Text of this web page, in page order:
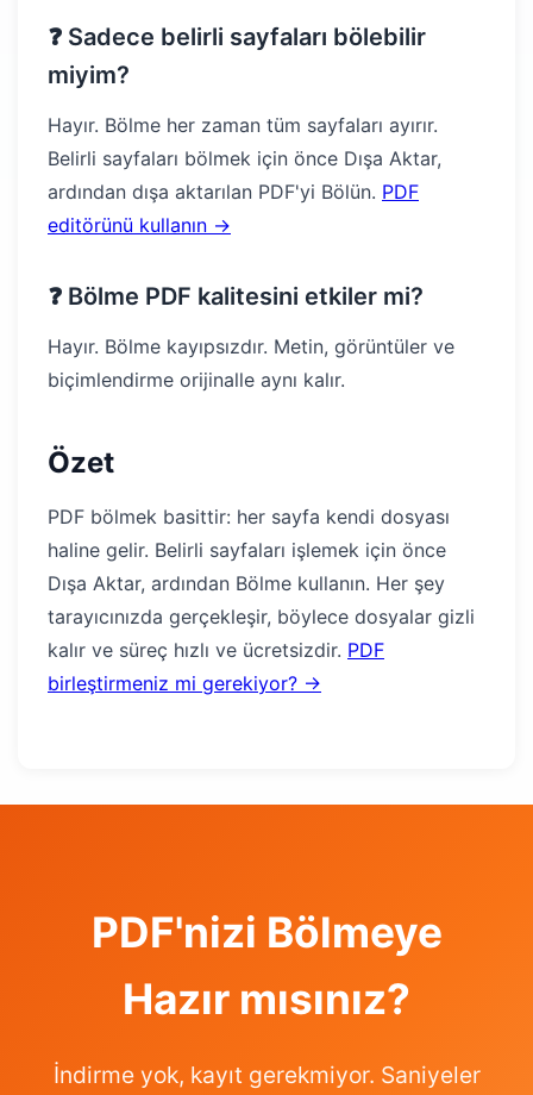
❓ Sadece belirli sayfaları bölebilir
miyim?
Hayır. Bölme her zaman tüm sayfaları ayırır.
Belirli sayfaları bölmek için önce Dışa Aktar,
ardından dışa aktarılan PDF'yi Bölün. PDF
editörünü kullanın →
❓ Bölme PDF kalitesini etkiler mi?
Hayır. Bölme kayıpsızdır. Metin, görüntüler ve
biçimlendirme orijinalle aynı kalır.
Özet
PDF bölmek basittir: her sayfa kendi dosyası
haline gelir. Belirli sayfaları işlemek için önce
Dışa Aktar, ardından Bölme kullanın. Her şey
tarayıcınızda gerçekleşir, böylece dosyalar gizli
kalır ve süreç hızlı ve ücretsizdir. PDF
birleştirmeniz mi gerekiyor? →
PDF'nizi Bölmeye
Hazır mısınız?
İndirme yok, kayıt gerekmiyor. Saniyeler